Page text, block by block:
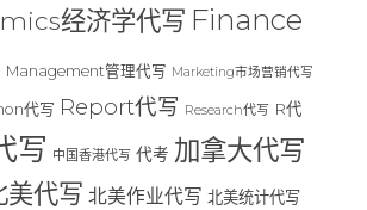
经济学代写 Finance
Management管理代写 Marketing市场营销代写
代写 Report代写 Research代写 R代
写 中国香港代写 代考 加拿大代写
美代写 北美作业代写 北美统计代写